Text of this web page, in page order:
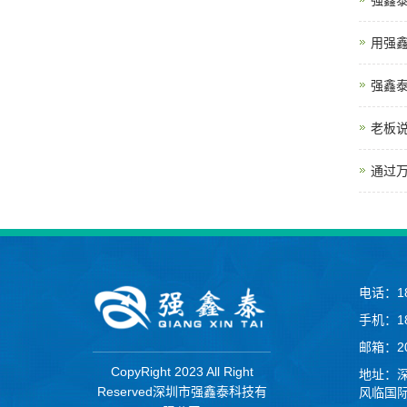
用强
强鑫
老板
通过
CopyRight 2023 All Right
Reserved深圳市强鑫泰科技有
电话：
手机：
邮箱：
地址：
风临国